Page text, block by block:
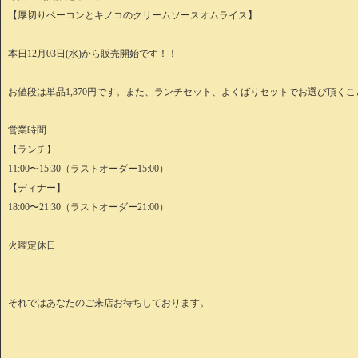
【厚切りベーコンとキノコのクリームソースオムライス】
本日12月03日(水)から販売開始です！！
お値段は単品1,370円です。また、ランチセット、よくばりセットでお選び頂くこ
営業時間
【ランチ】
11:00〜15:30（ラストオーダー15:00）
【ディナー】
18:00〜21:30（ラストオーダー21:00）
火曜定休日
それではあなたのご来店お待ちしております。